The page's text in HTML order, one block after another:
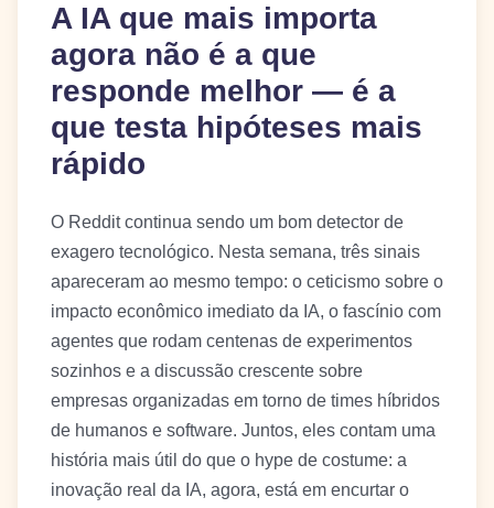
A IA que mais importa
agora não é a que
responde melhor — é a
que testa hipóteses mais
rápido
O Reddit continua sendo um bom detector de
exagero tecnológico. Nesta semana, três sinais
apareceram ao mesmo tempo: o ceticismo sobre o
impacto econômico imediato da IA, o fascínio com
agentes que rodam centenas de experimentos
sozinhos e a discussão crescente sobre
empresas organizadas em torno de times híbridos
de humanos e software. Juntos, eles contam uma
história mais útil do que o hype de costume: a
inovação real da IA, agora, está em encurtar o